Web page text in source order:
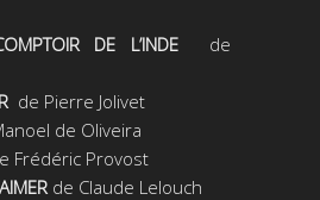
DE L’INDE de
de Pierre Jolivet
de Oliveira
Frédéric Provost
de Claude Lelouch